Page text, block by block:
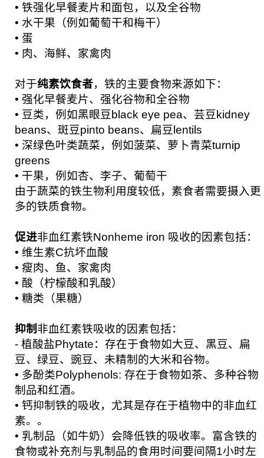
• 铁强化早餐麦片和面包，以及全谷物
• 水干果（例如葡萄干和梅干）
• 蛋
• 肉、海鲜、家禽肉
对于纯素饮食者，铁的主要食物来源如下：
• 强化早餐麦片、强化谷物和全谷物
• 豆类，例如黑眼豆black eye pea、芸豆kidney
beans、斑豆pinto beans、扁豆lentils
• 深绿色叶类蔬菜，例如菠菜、萝卜青菜turnip
greens
• 干果，例如杏、李子、葡萄干
由于蔬菜的铁生物利用度较低，素食者需要摄入更
多的铁质食物。
促进非血红素铁Nonheme iron 吸收的因素包括：
• 维生素C抗坏血酸
• 瘦肉、鱼、家禽肉
• 酸（柠檬酸和乳酸）
• 糖类（果糖）
抑制 非血红素铁吸收的因素包括：
- 植酸盐Phytate：存在于食物如大豆、黑豆、扁
豆、绿豆、豌豆、未精制的大米和谷物。
• 多酚类Polyphenols: 存在于食物如茶、多种谷物
制品和红酒。
• 钙抑制铁的吸收，尤其是存在于植物中的非血红
素。。
• 乳制品（如牛奶）会降低铁的吸收率。富含铁的
食物或补充剂与乳制品的食用时间要间隔1小时左